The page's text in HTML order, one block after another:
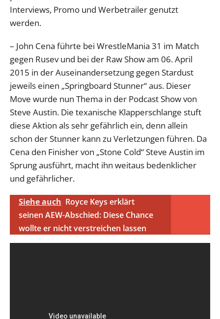
Interviews, Promo und Werbetrailer genutzt
werden.
– John Cena führte bei WrestleMania 31 im Match
gegen Rusev und bei der Raw Show am 06. April
2015 in der Auseinandersetzung gegen Stardust
jeweils einen „Springboard Stunner“ aus. Dieser
Move wurde nun Thema in der Podcast Show von
Steve Austin. Die texanische Klapperschlange stuft
diese Aktion als sehr gefährlich ein, denn allein
schon der Stunner kann zu Verletzungen führen. Da
Cena den Finisher von „Stone Cold“ Steve Austin im
Sprung ausführt, macht ihn weitaus bedenklicher
und gefährlicher.
Siehe auch Royce Keys erklärt
seinen AEW-Abschied: Diese Chance
wollte er nicht verstreichen lassen